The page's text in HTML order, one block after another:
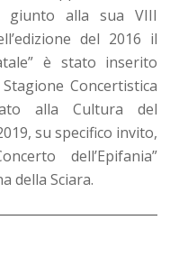
alla sua VIII
del 2016 il
è stato inserito
Concertistica
alla Cultura del
su specifico invito,
dell’Epifania”
della Sciara.